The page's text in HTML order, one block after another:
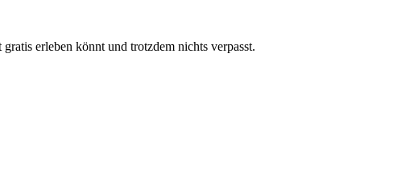
erleben könnt und trotzdem nichts verpasst.